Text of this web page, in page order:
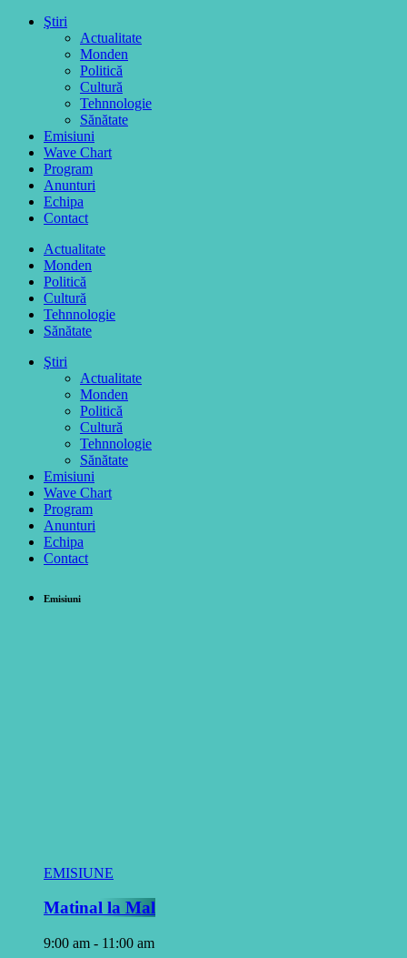
Ştiri
Actualitate
Monden
Politică
Cultură
Tehnnologie
Sănătate
Emisiuni
Wave Chart
Program
Anunturi
Echipa
Contact
Actualitate
Monden
Politică
Cultură
Tehnnologie
Sănătate
Ştiri
Actualitate
Monden
Politică
Cultură
Tehnnologie
Sănătate
Emisiuni
Wave Chart
Program
Anunturi
Echipa
Contact
Emisiuni
EMISIUNE
Matinal la Mal
9:00 am - 11:00 am